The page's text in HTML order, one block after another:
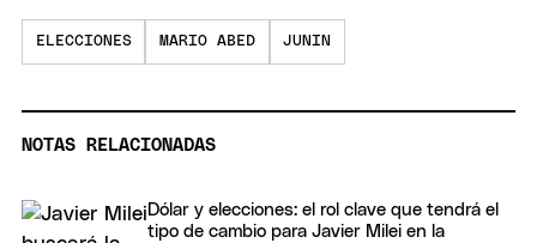
ELECCIONES MARIO ABED JUNIN
NOTAS RELACIONADAS
Dólar y elecciones: el rol clave que tendrá el
tipo de cambio para Javier Milei en la